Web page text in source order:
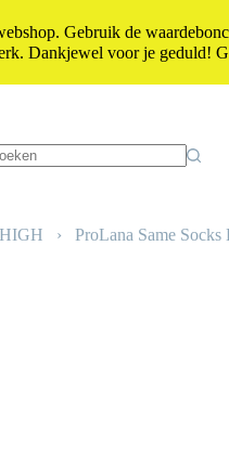
› ProLana Same
Gebruik de
Dankjewel voor je geduld!